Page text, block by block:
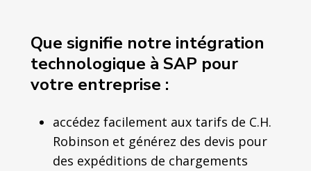
Que signifie notre intégration
technologique à SAP pour
votre entreprise :
accédez facilement aux tarifs de C.H.
Robinson et générez des devis pour
des expéditions de chargements